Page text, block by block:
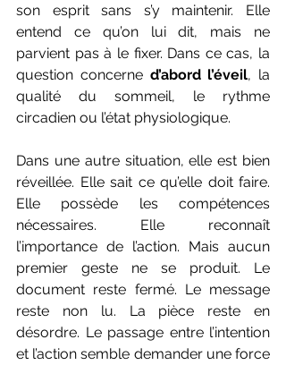
son esprit sans s’y maintenir. Elle
entend ce qu’on lui dit, mais ne
parvient pas à le fixer. Dans ce cas, la
question concerne d’abord l’éveil, la
qualité du sommeil, le rythme
circadien ou l’état physiologique.
Dans une autre situation, elle est bien
réveillée. Elle sait ce qu’elle doit faire.
Elle possède les compétences
nécessaires. Elle reconnaît
l’importance de l’action. Mais aucun
premier geste ne se produit. Le
document reste fermé. Le message
reste non lu. La pièce reste en
désordre. Le passage entre l’intention
et l’action semble demander une force